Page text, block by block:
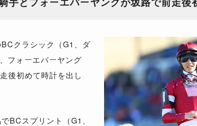
クラシック（G1、ダ
フォーエバーヤング
後初めて時計を出し
BCスプリント（G1、